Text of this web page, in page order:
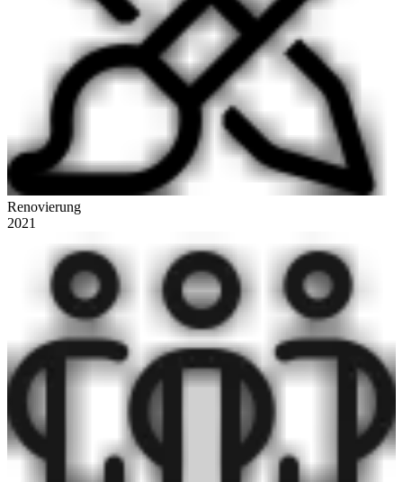
Renovierung
2021